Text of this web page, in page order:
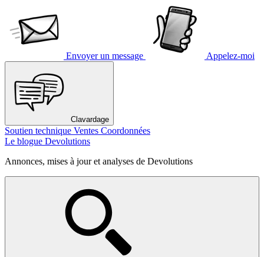
Envoyer un message Appelez-moi
Clavardage
Soutien technique Ventes Coordonnées
Le blogue Devolutions
Annonces, mises à jour et analyses de Devolutions